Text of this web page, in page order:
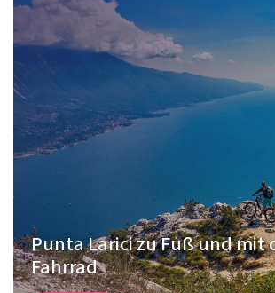
Punta Larici zu Fuß und mit
Fahrrad